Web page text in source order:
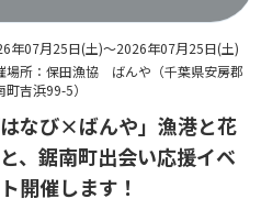
年07月25日(土)～2026年07月25日(土)
場所：保田漁協 ばんや（千葉県安房郡
町吉浜99-5）
はなび×ばんや」漁港と花
、鋸南町出会い応援イベ
開催します！